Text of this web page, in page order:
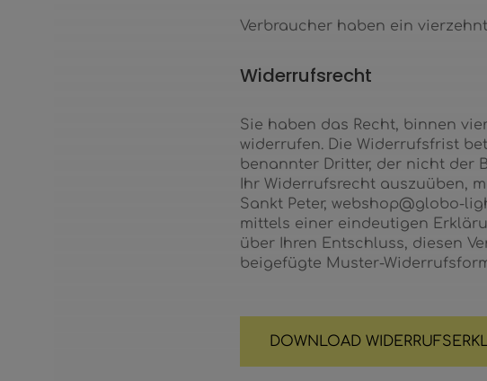
Verbraucher haben ein
Widerrufsrecht
Sie haben das Recht, binnen
widerrufen. Die Widerrufsfrist
benannter Dritter, der nicht der
Ihr Widerrufsrecht auszuüben,
Sankt Peter, webshop@globo-
mittels einer eindeutigen
über Ihren Entschluss, diesen
beigefügte Muster-
DOWNLOAD